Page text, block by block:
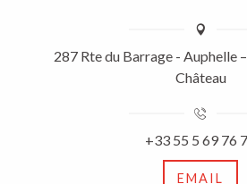
287 Rte du Barrage - Auphelle
Château
+33 55 5 69 76
EMAIL